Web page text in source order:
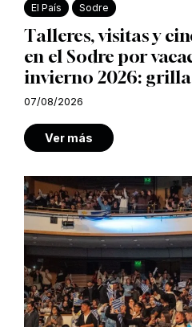
El País Sodre
Talleres, visitas y
en el Sodre por
invierno 2026:
07/08/2026
Ver más